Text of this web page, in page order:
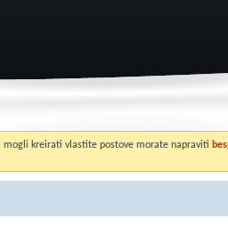
mogli kreirati vlastite postove morate napraviti